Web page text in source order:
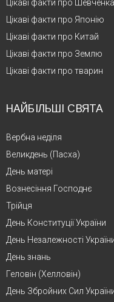
Цікаві факти про Шевченка
Цікаві факти про Японію
Цікаві факти про Китай
Цікаві факти про Землю
Цікаві факти про тварин
НАЙБІЛЬШІ СВЯТА
Вербна неділя
Великдень (Пасха)
День матері
Вознесіння Господнє
Трійця
День Конституції України
День Незалежності
День знань
Геловін (Хелловін)
День Збройних Сил